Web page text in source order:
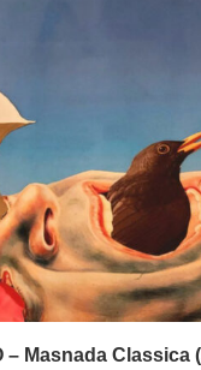
– Masnada Classica